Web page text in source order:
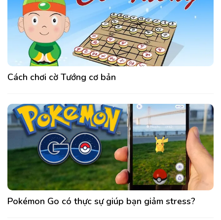
Cách chơi cờ Tướng cơ bản
Pokémon Go có thực sự giúp bạn giảm stress?